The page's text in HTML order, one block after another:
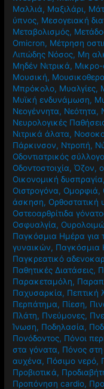
Μαλλιά, Μαξιλάρι,
ύπνος, Μεσογειακή
Μεταβολισμός,
Omicron, Μέτρηση
Λιπώδης Νόσος, Μη
Μηδέν Νιτρικά, Μικρο-
Μουσική,
Μπρόκολο, Μυαλγίες,
Μυϊκή ενδυνάμωση,
Νεογέννητα, Νεότητα,
Νευρολογικές
Νιτρικά άλατα,
Πάρκινσον, Ντροπή,
Οδοντιατρικός
Οδοντοστοιχία,Όζον,
Οικονομική δυσπραγία,
Οιστρογόνα, Ομορφιά,
άσκηση, Ορθοστατική
Οστεοαρθρίτιδα
Οσφυαλγία,
Παγκόσμια Ημέρα για
γυναικών, Παγκόσμια
Παγκρεατικό
Παθητικές Διατάσεις,
Παρακεταμόλη,
Παχυσαρκία, Πεπτική
Περπάτημα, Πίεση,
Πλάτη, Πνεύμονες,
Ίνωση, Ποδηλασία,
Πονόδοντος, Πόνοι
στα γόνατα, Πόνος
αυχένα, Πόσιμο νερό,
Προβιοτικά,
Προπόνηση cardio,